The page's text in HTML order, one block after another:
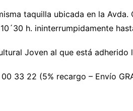
taquilla ubicada en la Avda.
h. ininterrumpidamente
Joven al que está adherido
33 22 (5% recargo – Envío